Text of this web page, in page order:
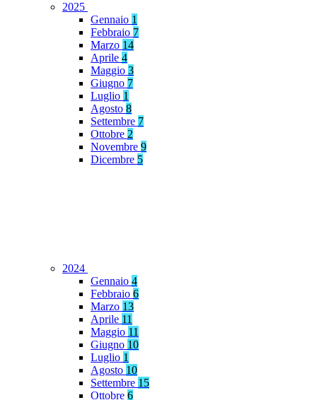
2025
Gennaio 1
Febbraio 7
Marzo 14
Aprile 4
Maggio 3
Giugno 7
Luglio 1
Agosto 8
Settembre 7
Ottobre 2
Novembre 9
Dicembre 5
2024
Gennaio 4
Febbraio 6
Marzo 13
Aprile 11
Maggio 11
Giugno 10
Luglio 1
Agosto 10
Settembre 15
Ottobre 6